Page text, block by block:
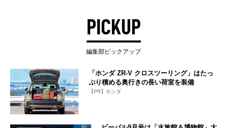
PICKUP
編集部ピックアップ
「ホンダ ZR-V クロスツーリング」はたっ
ぷり積める奥行きの長い荷室を装備
【PR】ホンダ